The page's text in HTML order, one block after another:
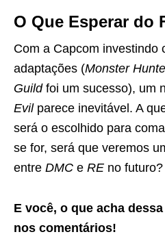
O Que Esperar do
Com a Capcom investindo
adaptações (Monster
Guildfoi um sucesso), um
Evilparece inevitável. A
será o escolhido para
se for, será que veremos
entre DMC e RE no futuro?
E você, o que acha
nos comentários!